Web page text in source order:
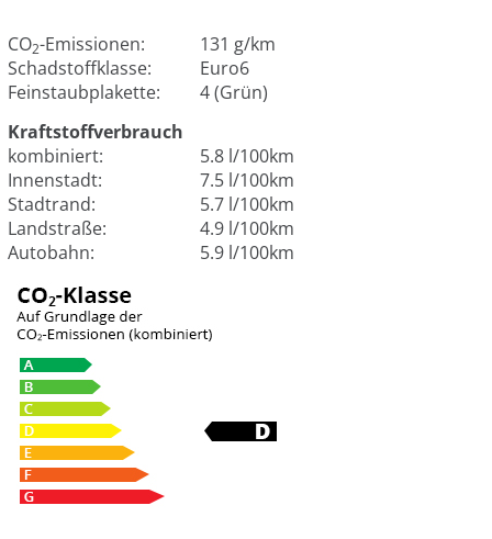
CO2-Emissionen:
131 g/km
Schadstoffklasse:
Euro6
Feinstaubplakette:
4 (Grün)
Kraftstoffverbrauch
kombiniert:
5.8 l/100km
Innenstadt:
7.5 l/100km
Stadtrand:
5.7 l/100km
Landstraße:
4.9 l/100km
Autobahn:
5.9 l/100km